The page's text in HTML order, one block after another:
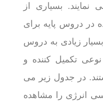
نمایند. بسیاری از
دروس پایه برای
زیادی به دروس
تکمیل کننده و
در جدول زیر می
انرژی را مشاهده